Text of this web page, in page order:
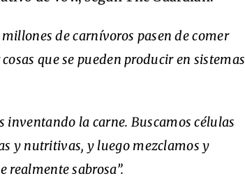
de carnívoros pasen de comer
que se pueden producir en sistemas
inventando la carne. Buscamos células
y nutritivas, y luego mezclamos y
realmente sabrosa”.